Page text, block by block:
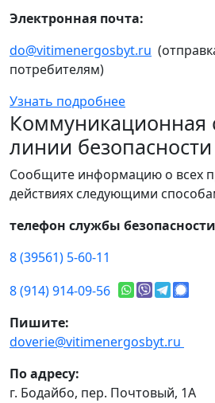
Электронная почта:
do@vitimenergosbyt.ru
потребителям)
Узнать подробнее
Коммуникационная
линии безопасности
Сообщите информацию о всех
действиях следующими
телефон службы
8 (39561) 5-60-11
8 (914) 914-09-56
Пишите:
doverie@vitimenergosbyt.ru
По адресу:
г. Бодайбо, пер. Почтовый, 1А